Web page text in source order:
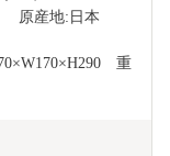
原産地:日本
　重